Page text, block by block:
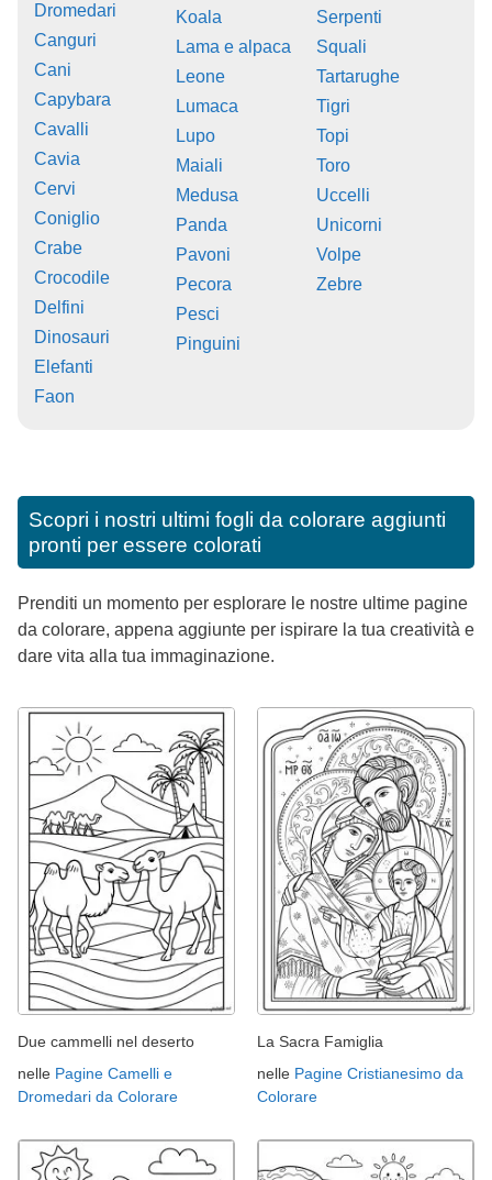
Dromedari
Canguri
Cani
Capybara
Cavalli
Cavia
Cervi
Coniglio
Crabe
Crocodile
Delfini
Dinosauri
Elefanti
Faon
Koala
Lama e alpaca
Leone
Lumaca
Lupo
Maiali
Medusa
Panda
Pavoni
Pecora
Pesci
Pinguini
Serpenti
Squali
Tartarughe
Tigri
Topi
Toro
Uccelli
Unicorni
Volpe
Zebre
Scopri i nostri ultimi fogli da colorare aggiunti
pronti per essere colorati
Prenditi un momento per esplorare le nostre ultime pagine
da colorare, appena aggiunte per ispirare la tua creatività e
dare vita alla tua immaginazione.
Due cammelli nel deserto
nelle Pagine Camelli e
Dromedari da Colorare
La Sacra Famiglia
nelle Pagine Cristianesimo da
Colorare